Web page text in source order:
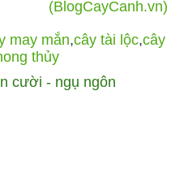
(BlogCayCanh.vn)
may mắn,cây tài lộc,cây
thủy
cười - ngụ ngôn